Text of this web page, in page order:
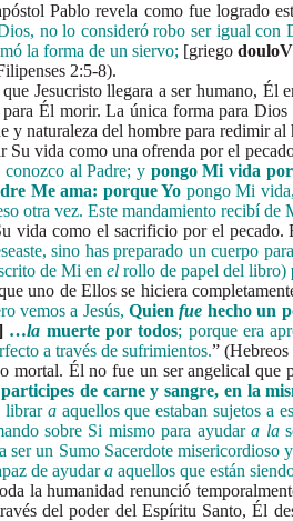
Pablo revela como fue logrado
no lo consideró robo ser igual con
la forma de un siervo; [griegodouloV
2:5-8).
Jesucristo llegara a ser humano, Él
Él morir. La única forma para
y naturaleza del hombre para redimir al
vida como una ofrenda por el
al Padre; y pongo Mi vida por
Me ama: porque Yo pongo Mi
otra vez. Este mandamiento recibí de
como el sacrificio por el pecado.
sino has preparado un cuerpo
de Mi enel rollo de papel del libro)
uno de Ellos se hiciera
vemos a Jesús,Quienfue hecho un
…la muerte por todos; porque era
a través de sufrimientos.”
Él no fue un ser angelical que
de carne y sangre, en la
librar a aquellos que estaban sujetos a
sobre Si mismo para ayudara la
ser un Sumo Sacerdote misericordioso
de ayudaraaquellos que están
humanidad renunció
del poder del Espíritu Santo, Él